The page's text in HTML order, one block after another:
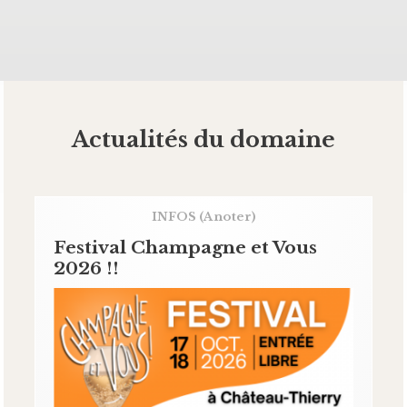
Actualités du domaine
INFOS (A noter)
Festival Champagne et Vous
2026 !!